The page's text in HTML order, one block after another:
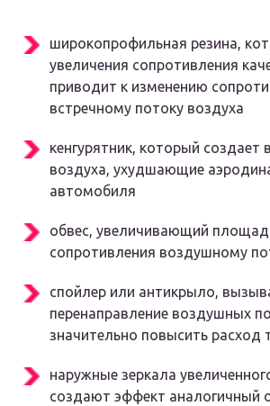
широкопрофильная резина,
увеличения сопротивления
приводит к изменению
встречному потоку воздуха
кенгурятник, который создает
воздуха, ухудшающие
автомобиля
обвес, увеличивающий
сопротивления воздушному
спойлер или антикрыло,
перенаправление воздушных
значительно повысить расход
наружные зеркала
создают эффект аналогичный